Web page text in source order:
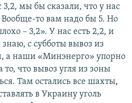
мы бы сказали, что у нас
то вам надо бы 5. Но
– 3,2». У нас есть 2,2, и
с субботы вывоз из
а наши «Минэнерго» упорно
то, что вывоз угля из зоны
Там остались все шахты,
в Украину уголь